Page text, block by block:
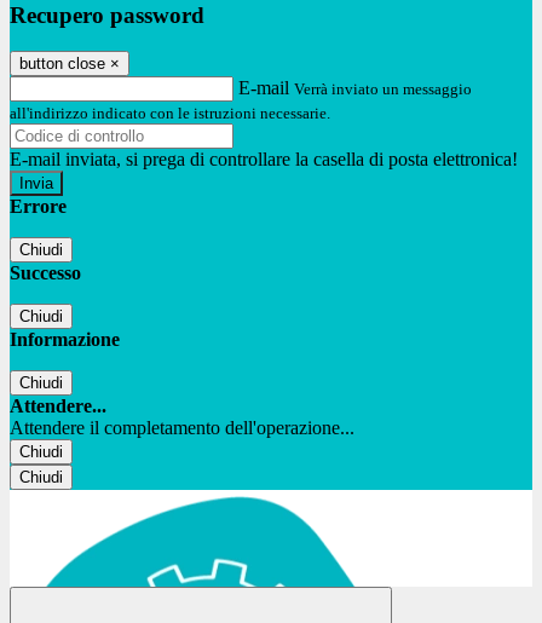
Recupero password
button close ×
E-mail Verrà inviato un messaggio
all'indirizzo indicato con le istruzioni necessarie.
E-mail inviata, si prega di controllare la casella di posta elettronica!
Errore
Chiudi
Successo
Chiudi
Informazione
Chiudi
Attendere...
Attendere il completamento dell'operazione...
Chiudi
Chiudi